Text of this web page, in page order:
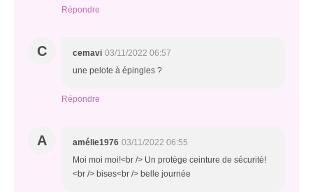
Répondre
C cemavi 03/11/2022 06:57
une pelote à épingles ?
Répondre
A amélie1976 03/11/2022 06:55
Moi moi moi!<br /> Un protège ceinture de sécurité!
<br /> bises<br /> belle journée